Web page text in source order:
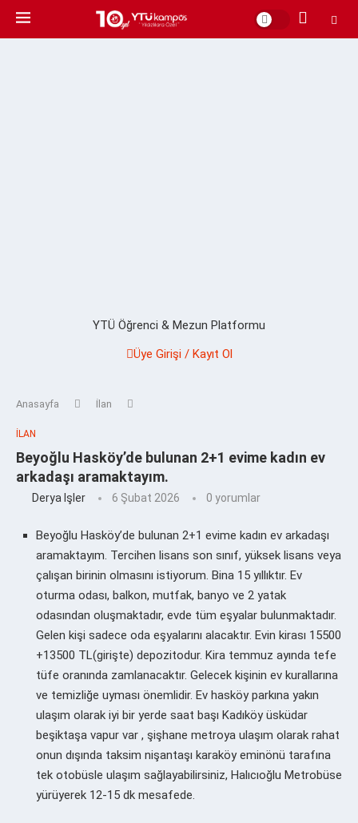
YTÜ Öğrenci & Mezun Platformu
Üye Girişi / Kayıt Ol
Anasayfa İlan
İLAN
Beyoğlu Hasköy’de bulunan 2+1 evime kadın ev
arkadaşı aramaktayım.
Derya Işler 6 Şubat 2026 0 yorumlar
Beyoğlu Hasköy’de bulunan 2+1 evime kadın ev arkadaşı
aramaktayım. Tercihen lisans son sınıf, yüksek lisans veya
çalışan birinin olmasını istiyorum. Bina 15 yıllıktır. Ev
oturma odası, balkon, mutfak, banyo ve 2 yatak
odasından oluşmaktadır, evde tüm eşyalar bulunmaktadır.
Gelen kişi sadece oda eşyalarını alacaktır. Evin kirası 15500
+13500 TL(girişte) depozitodur. Kira temmuz ayında tefe
tüfe oranında zamlanacaktır. Gelecek kişinin ev kurallarına
ve temizliğe uyması önemlidir. Ev hasköy parkına yakın
ulaşım olarak iyi bir yerde saat başı Kadıköy üsküdar
beşiktaşa vapur var , şişhane metroya ulaşım olarak rahat
onun dışında taksim nişantaşı karaköy eminönü tarafına
tek otobüsle ulaşım sağlayabilirsiniz, Halıcıoğlu Metrobüse
yürüyerek 12-15 dk mesafede.